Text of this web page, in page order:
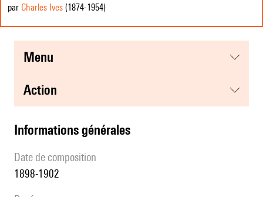
par Charles Ives (1874-1954)
menu
action
informations générales
date de composition
1898-1902